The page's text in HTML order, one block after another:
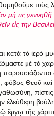
τοὺς
μή τις γεννηθῇ
εἰς τὴν
κατὰ τὸ ἱερὸ
μὲ τὰ
φόβος Θεοῦ καὶ
ἐλεύθερη
ἔργῳ τῆς